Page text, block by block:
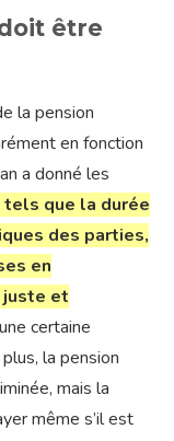
être
la pension
en fonction
a donné les
tels que la durée
des parties,
en
juste et
certaine
la pension
mais la
même s’il est